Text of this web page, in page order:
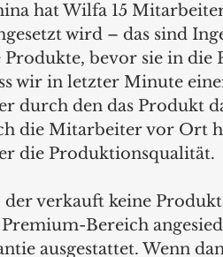
hat Wilfa 15
wird – das sind
bevor sie in die
wir in letzter Minute
durch den das Produkt
die Mitarbeiter vor Ort
die Produktionsqualität.
der verkauft keine
Bereich
ausgestattet. Wenn